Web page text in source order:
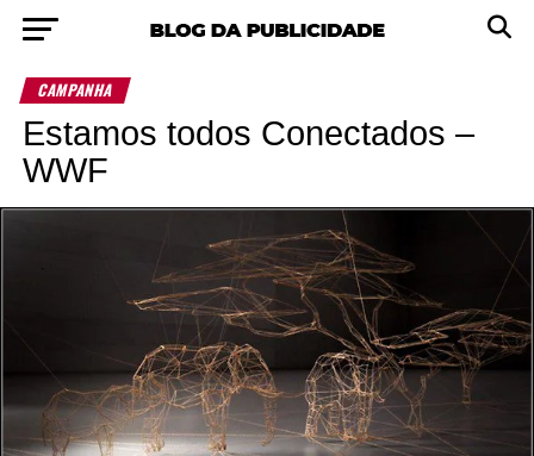
CAMPANHA
Estamos todos Conectados –
WWF